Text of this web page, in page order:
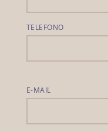
TELEFONO
E-MAIL